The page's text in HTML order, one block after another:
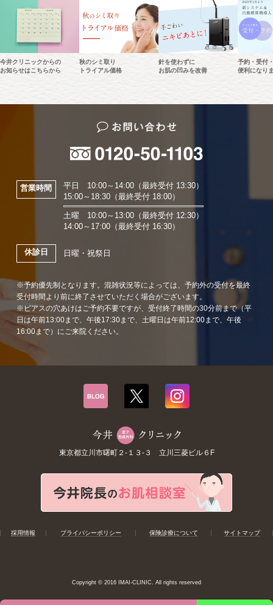
今井クリニックからの
お知らせはこちらから
秋のシミ取り
トライアル価格
針を使わずに
お肌の凹みを改善
予約・受付
便利になり
営業時間
平日 10:00～14:00（最終受付 13:30）
15:00～18:30（最終受付 18:00）
土曜 10:00～13:00（最終受付 12:30）
14:00～17:00（最終受付 16:30）
休診日 日曜・祝祭日
※予約優先制となります。混雑状況等によっては、予約外の受付を最終
受付時間より前に終了させていただく場合がございます。
※ピアスの穴あけはご予約不要ですが、受付終了時間の30分前まで（平
日は午前13:00まで、午後17:30まで、土曜日は午前12:00まで、午後
16:00まで）にご来院ください。
東京都立川市曙町２-１３-３ 立川三菱ビル６F
採用情報 プライバシーポリシー 保険診療について サイトマップ
Copyright © 2016 IMAI-CLINIC. All rights reserved